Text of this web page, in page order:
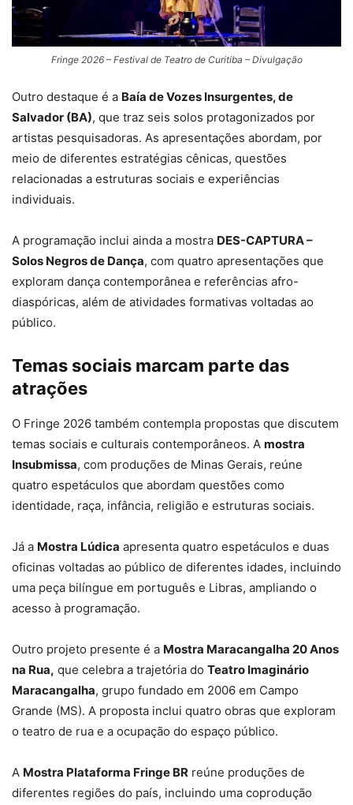
Fringe 2026 – Festival de Teatro de Curitiba – Divulgação
Outro destaque é a Baía de Vozes Insurgentes, de
Salvador (BA), que traz seis solos protagonizados por
artistas pesquisadoras. As apresentações abordam, por
meio de diferentes estratégias cênicas, questões
relacionadas a estruturas sociais e experiências
individuais.
A programação inclui ainda a mostra DES-CAPTURA –
Solos Negros de Dança, com quatro apresentações que
exploram dança contemporânea e referências afro-
diaspóricas, além de atividades formativas voltadas ao
público.
Temas sociais marcam parte das
atrações
O Fringe 2026 também contempla propostas que discutem
temas sociais e culturais contemporâneos. A mostra
Insubmissa, com produções de Minas Gerais, reúne
quatro espetáculos que abordam questões como
identidade, raça, infância, religião e estruturas sociais.
Já a Mostra Lúdica apresenta quatro espetáculos e duas
oficinas voltadas ao público de diferentes idades, incluindo
uma peça bilíngue em português e Libras, ampliando o
acesso à programação.
Outro projeto presente é a Mostra Maracangalha 20 Anos
na Rua, que celebra a trajetória do Teatro Imaginário
Maracangalha, grupo fundado em 2006 em Campo
Grande (MS). A proposta inclui quatro obras que exploram
o teatro de rua e a ocupação do espaço público.
A Mostra Plataforma Fringe BR reúne produções de
diferentes regiões do país, incluindo uma coprodução